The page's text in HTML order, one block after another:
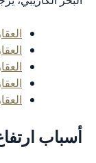
العقارات في أنتيغوا
العقارات في دومينيكا
العقارات في غرينادا
العقارات في سانت
العقارات في سانت
الأسعار